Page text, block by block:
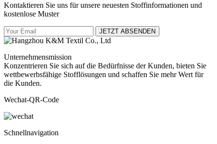
Kontaktieren Sie uns für unsere neuesten Stoffinformationen und
kostenlose Muster
JETZT ABSENDEN
Unternehmensmission
Konzentrieren Sie sich auf die Bedürfnisse der Kunden, bieten Sie
wettbewerbsfähige Stofflösungen und schaffen Sie mehr Wert für
die Kunden.
Wechat-QR-Code
Schnellnavigation